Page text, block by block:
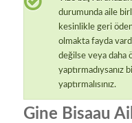
durumunda aile
kesinlikle geri
olmakta fayda
değilse veya daha
yaptırmadıysanız
yaptırmalısınız.
Gine Bisaau